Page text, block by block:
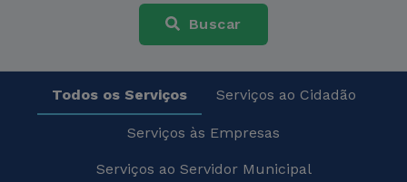
Buscar
Todos os Serviços Serviços ao Cidadão
Serviços às Empresas
Serviços ao Servidor Municipal